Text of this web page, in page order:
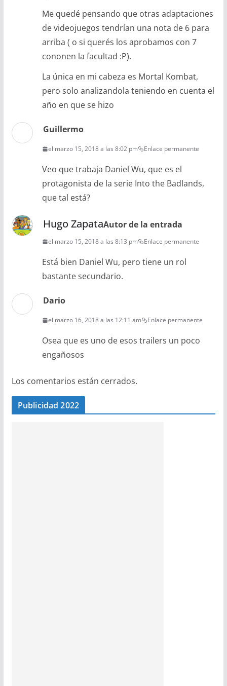
Me quedé pensando que otras adaptaciones
de videojuegos tendrían una nota de 6 para
arriba ( o si querés los aprobamos con 7
cononen la facultad :P).
La única en mi cabeza es Mortal Kombat,
pero solo analizandola teniendo en cuenta el
año en que se hizo
Guillermo
el marzo 15, 2018 a las 8:02 pm Enlace permanente
Veo que trabaja Daniel Wu, que es el
protagonista de la serie Into the Badlands,
que tal está?
Hugo ZapataAutor de la entrada
el marzo 15, 2018 a las 8:13 pm Enlace permanente
Está bien Daniel Wu, pero tiene un rol
bastante secundario.
Dario
el marzo 16, 2018 a las 12:11 am Enlace permanente
Osea que es uno de esos trailers un poco
engañosos
Los comentarios están cerrados.
Publicidad 2022